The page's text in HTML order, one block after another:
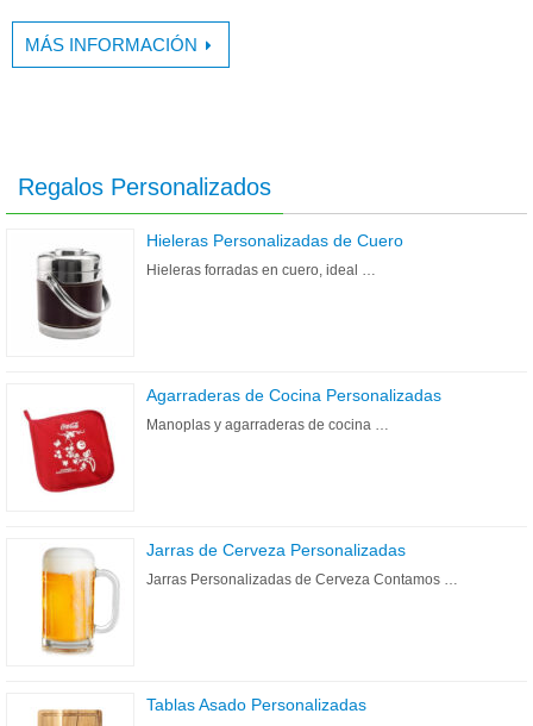
MÁS INFORMACIÓN
Regalos Personalizados
Hieleras Personalizadas de Cuero
Hieleras forradas en cuero, ideal …
Agarraderas de Cocina Personalizadas
Manoplas y agarraderas de cocina …
Jarras de Cerveza Personalizadas
Jarras Personalizadas de Cerveza Contamos …
Tablas Asado Personalizadas